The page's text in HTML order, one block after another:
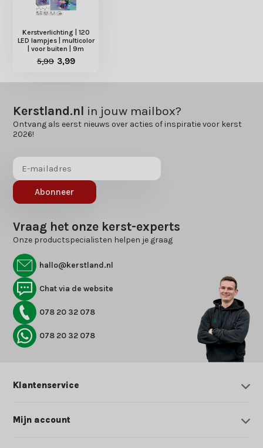
Kerstverlichting | 120
LED lampjes | multicolor
| voor buiten | 9m
5,99 3,99
Kerstland.nl in jouw mailbox?
Ontvang als eerst nieuws over acties of inspiratie voor kerst
2026!
Abonneer
Vraag het onze kerst-experts
Onze productspecialisten helpen je graag
hallo@kerstland.nl
Chat via de website
078 20 32 078
078 20 32 078
Klantenservice
Mijn account